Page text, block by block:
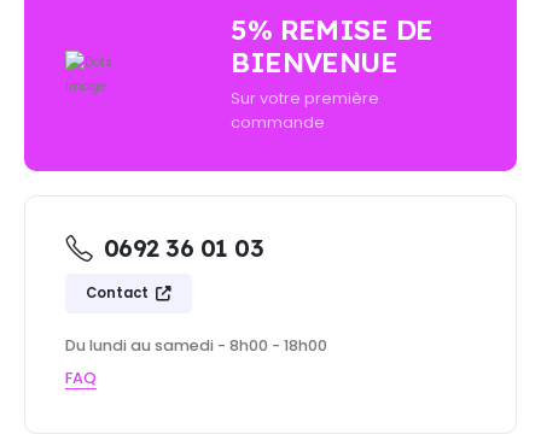
5% REMISE DE
BIENVENUE
Sur votre première
commande
0692 36 01 03
Contact
Du lundi au samedi - 8h00 - 18h00
FAQ